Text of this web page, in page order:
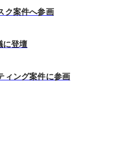
ク案件へ参画
に登壇
ィング案件に参画